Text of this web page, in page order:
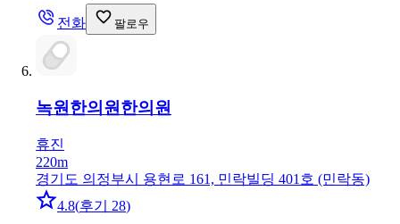
전화 팔로우
녹원한의원 한의원
휴진
220m
경기도 의정부시 용현로 161, 민락빌딩 401호 (민락동)
4.8(후기 28)